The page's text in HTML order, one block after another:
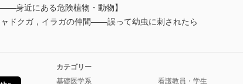
――身近にある危険植物・動物】
ドクガ，イラガの仲間――誤って幼虫に刺されたら
カテゴリー
基礎医学系
看護教員・学生